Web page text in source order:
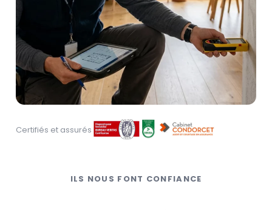
Certifiés et assurés
ILS NOUS FONT CONFIANCE